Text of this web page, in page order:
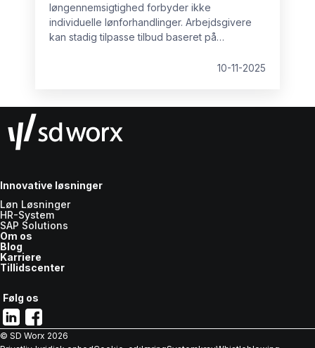
løngennemsigtighed forbyder ikke
individuelle lønforhandlinger. Arbejdsgivere
kan stadig tilpasse tilbud baseret på
10-11-2025
Innovative løsninger
Løn Løsninger
HR-System
SAP Solutions
Om os
Blog
Karriere
Tillidscenter
Følg os
© SD Worx 2026